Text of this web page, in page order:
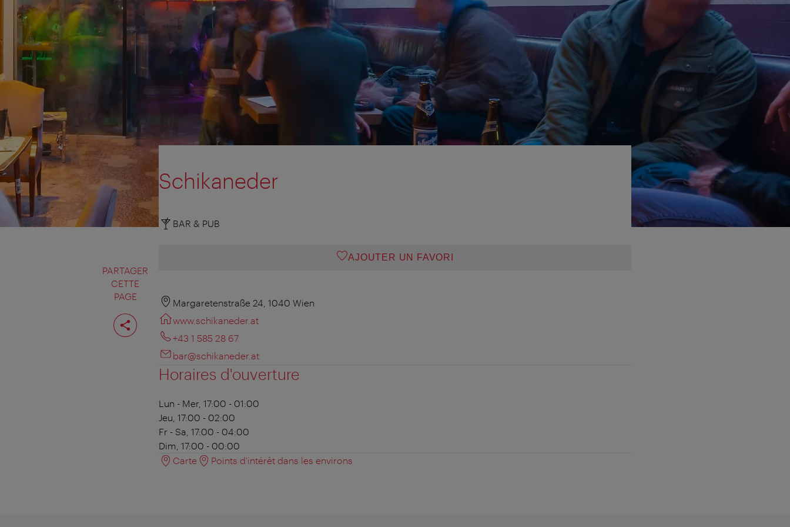
PARTAGER
CETTE
PAGE
Partager
cette
page
Schikaneder
BAR & PUB
AJOUTER UN FAVORI
Margaretenstraße 24, 1040 Wien
www.schikaneder.at
+43 1 585 28 67
bar@schikaneder.at
Horaires d'ouverture
Lun - Mer, 17:00 - 01:00
Jeu, 17:00 - 02:00
Fr - Sa, 17:00 - 04:00
Dim, 17:00 - 00:00
Carte
Points d'intérêt dans les environs